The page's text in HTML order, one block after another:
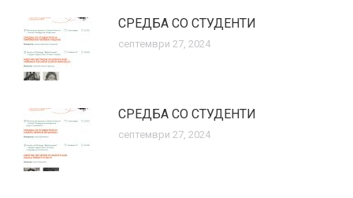
СРЕДБA СО СТУДЕНТИ
септември 27, 2024
СРЕДБA СО СТУДЕНТИ
септември 27, 2024